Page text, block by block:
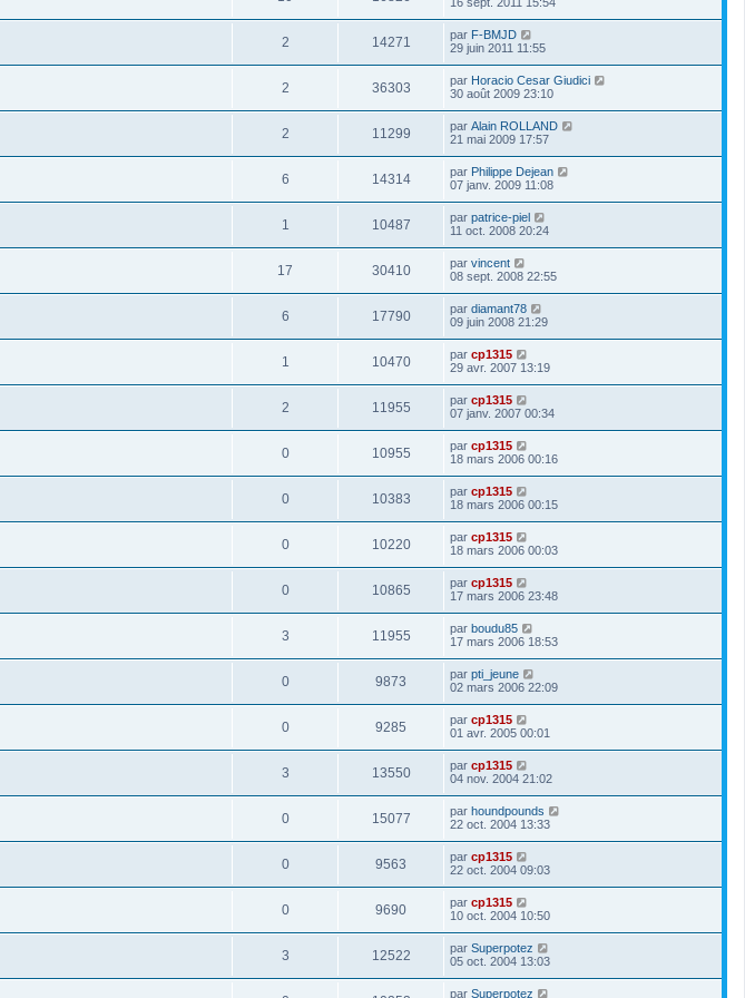
2 14271 par F-BMJD
29 juin 2011 11:55
2 36303 par Horacio Cesar Giudici
30 août 2009 23:10
2 11299 par Alain ROLLAND
21 mai 2009 17:57
6 14314 par Philippe Dejean
07 janv. 2009 11:08
1 10487 par patrice-piel
11 oct. 2008 20:24
17 30410 par vincent
08 sept. 2008 22:55
6 17790 par diamant78
09 juin 2008 21:29
1 10470 par cp1315
29 avr. 2007 13:19
2 11955 par cp1315
07 janv. 2007 00:34
0 10955 par cp1315
18 mars 2006 00:16
0 10383 par cp1315
18 mars 2006 00:15
0 10220 par cp1315
18 mars 2006 00:03
0 10865 par cp1315
17 mars 2006 23:48
3 11955 par boudu85
17 mars 2006 18:53
0 9873 par pti_jeune
02 mars 2006 22:09
0 9285 par cp1315
01 avr. 2005 00:01
3 13550 par cp1315
04 nov. 2004 21:02
0 15077 par houndpounds
22 oct. 2004 13:33
0 9563 par cp1315
22 oct. 2004 09:03
0 9690 par cp1315
10 oct. 2004 10:50
3 12522 par Superpotez
05 oct. 2004 13:03
par Superpotez